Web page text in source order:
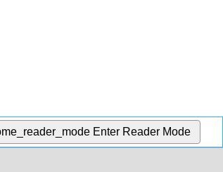
Enter Reader Mode